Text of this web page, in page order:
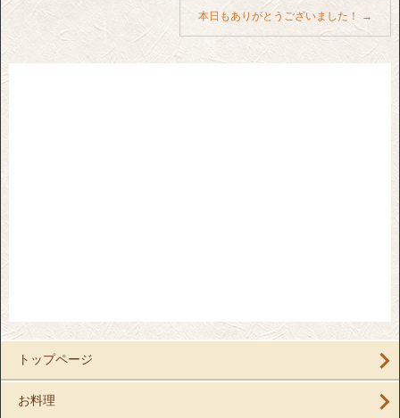
本日もありがとうございました！ →
トップページ
お料理